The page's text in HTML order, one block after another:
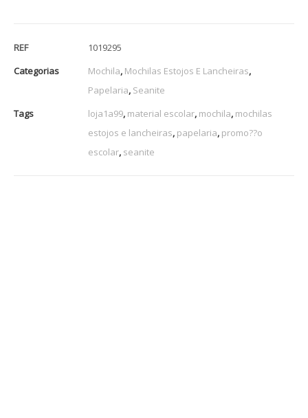
REF
1019295
Categorias
Mochila, Mochilas Estojos E Lancheiras,
Papelaria, Seanite
Tags
loja1a99, material escolar, mochila, mochilas
estojos e lancheiras, papelaria, promo??o
escolar, seanite